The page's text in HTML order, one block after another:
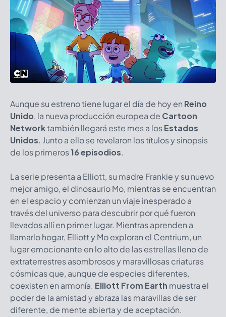
Aunque su estreno tiene lugar el día de hoy en Reino
Unido, la nueva producción europea de Cartoon
Networktambién llegará este mes a losEstados
Unidos. Junto a ello se revelaron los títulos y sinopsis
de los primeros16 episodios.
La serie presenta a Elliott, su madre Frankie y su nuevo
mejor amigo, el dinosaurio Mo, mientras se encuentran
en el espacio y comienzan un viaje inesperado a
través del universo para descubrir por qué fueron
llevados allí en primer lugar. Mientras aprenden a
llamarlo hogar, Elliott y Mo exploran el Centrium, un
lugar emocionante en lo alto de las estrellas lleno de
extraterrestres asombrosos y maravillosas criaturas
cósmicas que, aunque de especies diferentes,
coexisten en armonía. Elliott From Earth muestra el
poder de la amistad y abraza las maravillas de ser
diferente, de mente abierta y de aceptación.